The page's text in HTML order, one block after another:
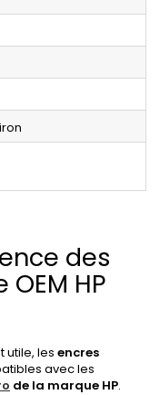
des
HP
utile, les encres
avec les
de la marque HP.